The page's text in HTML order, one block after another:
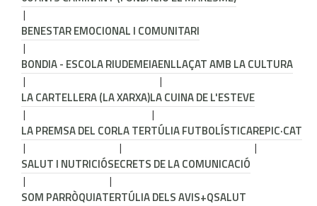
BENESTAR EMOCIONAL I COMUNITARI
BONDIA - ESCOLA RIUDEMEIAENLLAÇAT AMB LA CULTURA
LA CARTELLERA (LA XARXA)LA CUINA DE L'ESTEVE
LA PREMSA DEL CORLA TERTÚLIA FUTBOLÍSTICAREPIC·CAT
SALUT I NUTRICIÓSECRETS DE LA COMUNICACIÓ
SOM PARRÒQUIATERTÚLIA DELS AVIS+QSALUT